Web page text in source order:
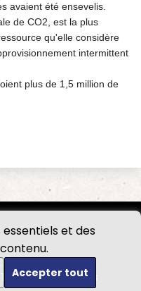
essentiels et des
Accepter tout
avaient été ensevelis.
de CO2, est la plus
qu'elle considère
intermittent
plus de 1,5 million de
droits réservés